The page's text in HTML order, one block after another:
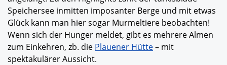
Speichersee inmitten imposanter Berge und mit etwas
Glück kann man hier sogar Murmeltiere beobachten!
Wenn sich der Hunger meldet, gibt es mehrere Almen
zum Einkehren, zb. die Plauener Hütte– mit
spektakulärer Aussicht.